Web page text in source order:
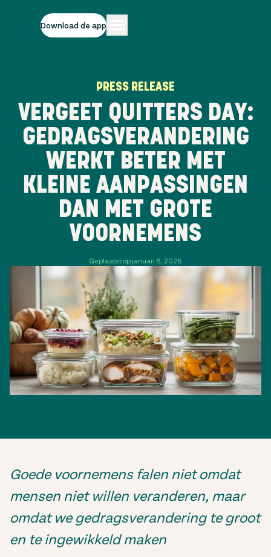
Download de app
PRESS RELEASE
VERGEET QUITTERS DAY:
GEDRAGSVERANDERING
WERKT BETER MET
KLEINE AANPASSINGEN
DAN MET GROTE
VOORNEMENS
Geplaatst op januari 8, 2026
Goede voornemens falen niet omdat
mensen niet willen veranderen, maar
omdat we gedragsverandering te groot
en te ingewikkeld maken